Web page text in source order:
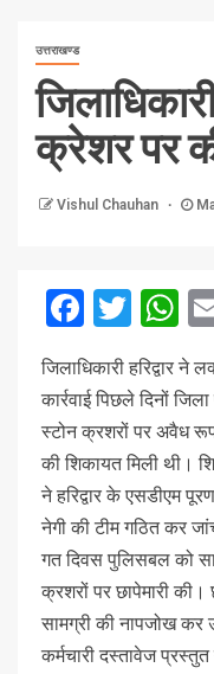
उत्तराखण्ड
क्रेशर पर
Vishul Chauhan
जिलाधिकारी हरिद्वार
कार्रवाई पिछले दिनों
स्टोन क्रशरों पर अवैध
की शिकायत मिली थी।
ने हरिद्वार के एसडीएम
नेगी की टीम गठित कर
गत दिवस पुलिसबल को
क्रशरों पर छापेमारी
सामग्री की नापजोख
कर्मचारी दस्तावेज